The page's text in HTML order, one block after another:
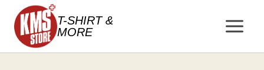
Salta
contenuto
T-SHIRT &
MORE